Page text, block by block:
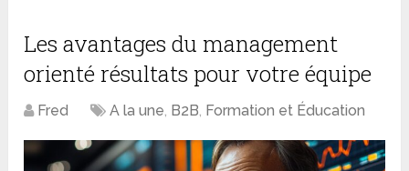
Les avantages du management
orienté résultats pour votre équipe
Fred A la une, B2B, Formation et Éducation